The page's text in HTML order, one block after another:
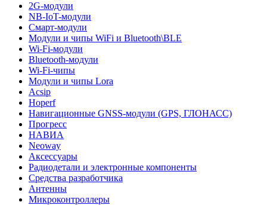
2G-модули
NB-IoT-модули
Смарт-модули
Модули и чипы WiFi и Bluetooth\BLE
Wi-Fi-модули
Bluetooth-модули
Wi-Fi-чипы
Модули и чипы Lora
Acsip
Hoperf
Навигационные GNSS-модули (GPS, ГЛОНАСС)
Прогресс
НАВИА
Neoway
Аксессуары
Радиодетали и электронные компоненты
Средства разработчика
Антенны
Микроконтроллеры